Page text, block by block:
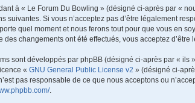
à « Le Forum Du Bowling » (désigné ci-après par «
suivantes. Si vous n’acceptez pas d’être légalement
quel moment et nous ferons tout pour que vous en
des changements ont été effectués, vous acceptez
sont développés par phpBB (désigné ci-après par «
« GNU General Public License v2 » (désigné ci-
pas responsable de ce que nous acceptons ou
.